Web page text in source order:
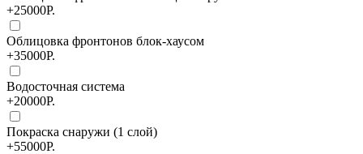
+25000Р.
Облицовка фронтонов блок-хаусом
+35000Р.
Водосточная система
+20000Р.
Покраска снаружи (1 слой)
+55000Р.